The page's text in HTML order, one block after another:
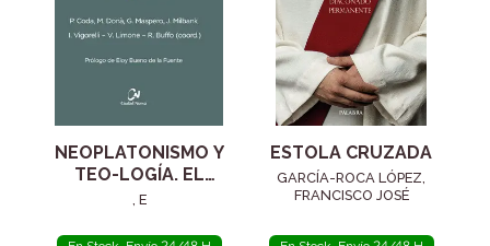
NEOPLATONISMO Y
TEO-LOGÍA. EL
SIGLO IV
, E
ESTOLA CRUZADA
GARCÍA-ROCA LÓPEZ,
FRANCISCO JOSÉ